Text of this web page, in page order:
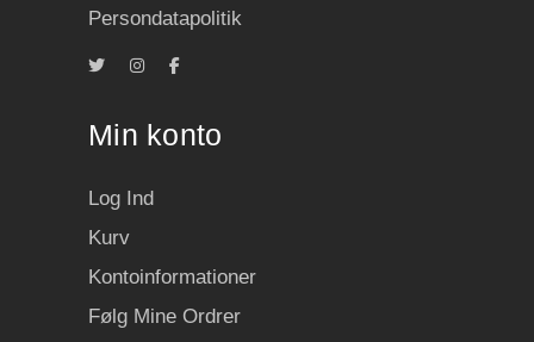
Persondatapolitik
Min konto
Log Ind
Kurv
Kontoinformationer
Følg Mine Ordrer